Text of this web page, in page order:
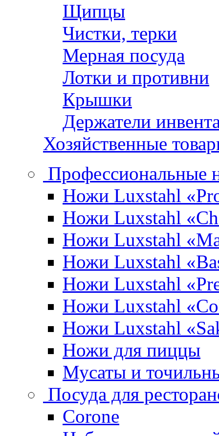
Щипцы
Чистки, терки
Мерная посуда
Лотки и противни
Крышки
Держатели
Хозяйственные
Профессиональные
Ножи Luxstahl
Ножи Luxstahl
Ножи Luxstahl
Ножи Luxstahl
Ножи Luxstahl
Ножи Luxstahl
Ножи Luxstahl
Ножи для пиццы
Мусаты и
Посуда для
Corone